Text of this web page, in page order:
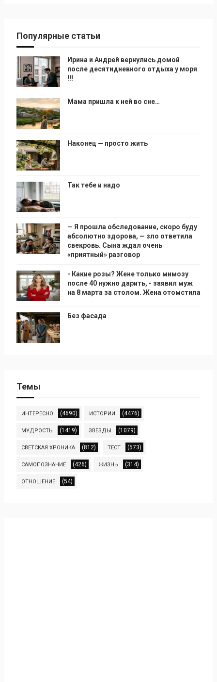
Популярные статьи
Ирина и Андрей вернулись домой
после десятидневного отдыха у моря
!!!
Мама пришла к ней во сне…
Наконец — просто жить
Так тебе и надо
— Я прошла обследование, скоро буду
абсолютно здорова, — зло ответила
свекровь. Сына ждал очень
«приятный» разговор
- Какие розы? Жене только мимозу
после 40 нужно дарить, - заявил муж
на 8 марта за столом. Жена отомстила
Без фасада
Темы
ИНТЕРЕСНО (4690) ИСТОРИИ (4476)
МУДРОСТЬ (1419) ЗВЕЗДЫ (1079)
СВЕТСКАЯ ХРОНИКА (812) ТЕСТ (573)
САМОПОЗНАНИЕ (426) ЖИЗНЬ (314)
ОТНОШЕНИЕ (54)